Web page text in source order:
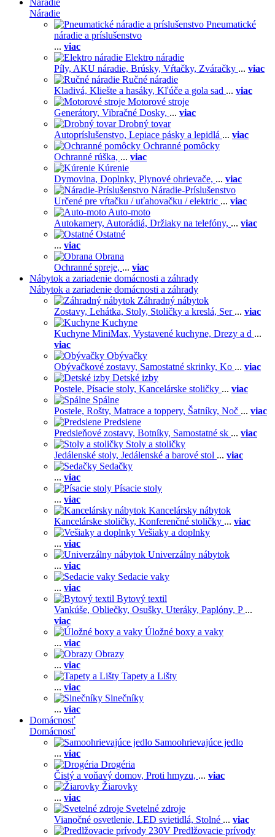
Náradie
Náradie
Pneumatické
náradie a príslušenstvo
... viac
Elektro náradie
Píly, AKU náradie, Brúsky, Vŕtačky, Zváračky ... viac
Ručné náradie
Kladivá, Kliešte a hasáky, Kľúče a gola sad ... viac
Motorové stroje
Generátory, Vibračné Dosky, ... viac
Drobný tovar
Autopríslušenstvo, Lepiace pásky a lepidlá ... viac
Ochranné pomôcky
Ochranné rúška, ... viac
Kúrenie
Dymovina, Doplnky, Plynové ohrievače, ... viac
Náradie-Príslušenstvo
Určené pre vŕtačku / uťahovačku / elektric ... viac
Auto-moto
Autokamery, Autorádiá, Držiaky na telefóny, ... viac
Ostatné
... viac
Obrana
Ochranné spreje, ... viac
Nábytok a zariadenie domácnosti a záhrady
Nábytok a zariadenie domácnosti a záhrady
Záhradný nábytok
Zostavy, Lehátka, Stoly, Stoličky a kreslá, Ser ... viac
Kuchyne
Kuchyne MiniMax, Vystavené kuchyne, Drezy a d ...
viac
Obývačky
Obývačkové zostavy, Samostatné skrinky, Ko ... viac
Detské izby
Postele, Písacie stoly, Kancelárske stoličky ... viac
Spálne
Postele, Rošty, Matrace a toppery, Šatníky, Noč ... viac
Predsiene
Predsieňové zostavy, Botníky, Samostatné sk ... viac
Stoly a stoličky
Jedálenské stoly, Jedálenské a barové stol ... viac
Sedačky
... viac
Písacie stoly
... viac
Kancelársky nábytok
Kancelárske stoličky, Konferenčné stoličky ... viac
Vešiaky a doplnky
... viac
Univerzálny nábytok
... viac
Sedacie vaky
... viac
Bytový textil
Vankúše, Obliečky, Osušky, Uteráky, Paplóny, P ...
viac
Úložné boxy a vaky
... viac
Obrazy
... viac
Tapety a Lišty
... viac
Slnečníky
... viac
Domácnosť
Domácnosť
Samoohrievajúce jedlo
... viac
Drogéria
Čistý a voňavý domov, Proti hmyzu, ... viac
Žiarovky
... viac
Svetelné zdroje
Vianočné osvetlenie, LED svietidlá, Stolné ... viac
Predlžovacie prívody